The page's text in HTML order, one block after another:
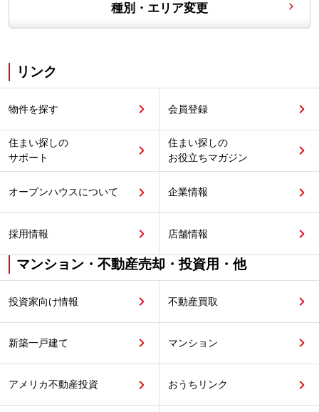
種別・エリア変更
リンク
物件を探す 会員登録
住まい探しの
サポート
住まい探しの
お役立ちマガジン
オープンハウスについて 企業情報
採用情報 店舗情報
マンション・不動産売却・投資用・他
投資家向け情報 不動産買取
新築一戸建て マンション
アメリカ不動産投資 おうちリンク